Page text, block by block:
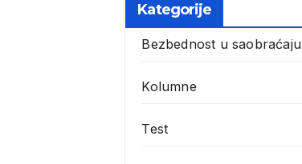
Kategorije
Bezbednost u saobraćaju
Kolumne
Test